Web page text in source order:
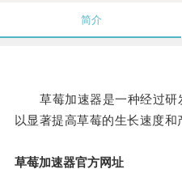
简介
草莓加速器是一种经过研
以显著提高草莓的生长速度和
草莓加速器官方网址